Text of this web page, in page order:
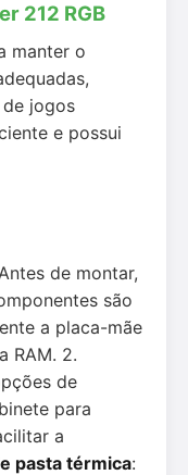
212 RGB
manter o
de jogos
e possui
de montar,
são
a placa-mãe
RAM. 2.
de
para
a
pasta térmica: